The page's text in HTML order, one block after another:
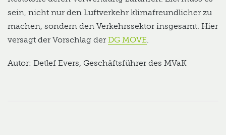
sein, nicht nur den Luftverkehr klimafreundlicher zu
machen, sondern den Verkehrssektor insgesamt. Hier
versagt der Vorschlag der DG MOVE
Autor: Detlef Evers, Geschäftsführer des MVaK